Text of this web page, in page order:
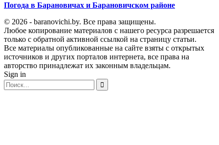
Погода в Барановичах и Барановичском районе
© 2026 - baranovichi.by. Все права защищены.
Любое копирование материалов с нашего ресурса разрешается
только с обратной активной ссылкой на страницу статьи.
Все материалы опубликованные на сайте взяты с открытых
источников и других порталов интернета, все права на
авторство принадлежат их законным владельцам.
Sign in